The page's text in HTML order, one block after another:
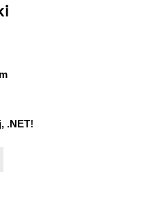
.NET!
i jej zawartości
dla tej